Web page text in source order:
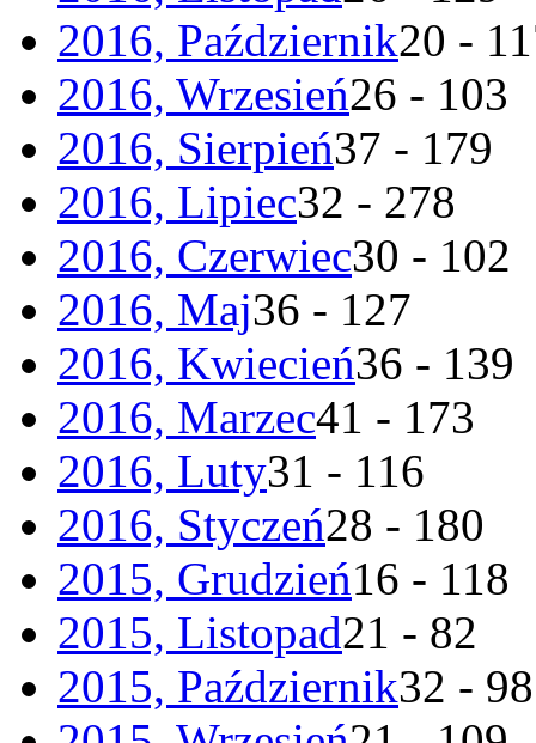
2016, Październik20 -
2016, Wrzesień26 - 103
2016, Sierpień37 - 179
2016, Lipiec32 - 278
2016, Czerwiec30 - 102
2016, Maj36 - 127
2016, Kwiecień36 - 139
2016, Marzec41 - 173
2016, Luty31 - 116
2016, Styczeń28 - 180
2015, Grudzień16 - 118
2015, Listopad21 - 82
2015, Październik32 - 98